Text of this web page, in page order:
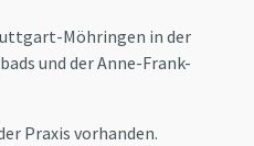
Möhringen in der
und der Anne-Frank-
Praxis vorhanden.